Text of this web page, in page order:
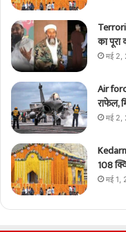
का पूरा
मई 2,
Air
राफेल,
मई 2,
108
मई 1,